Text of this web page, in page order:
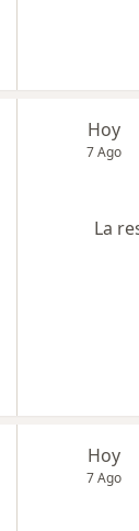
Hoy
7 Ago
La
Hoy
7 Ago